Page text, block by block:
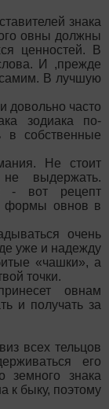
знака
овны должны
ценностей. В
И ,прежде
самим. В лучшую
довольно часто
зодиака по-
в собственные
Не стоит
выдержать.
- вот рецепт
формы овнов в
очень
уже и надежду
«чашки», а
точки.
овнам
и получать за
всех тельцов
его
земного знака
к быку, поэтому